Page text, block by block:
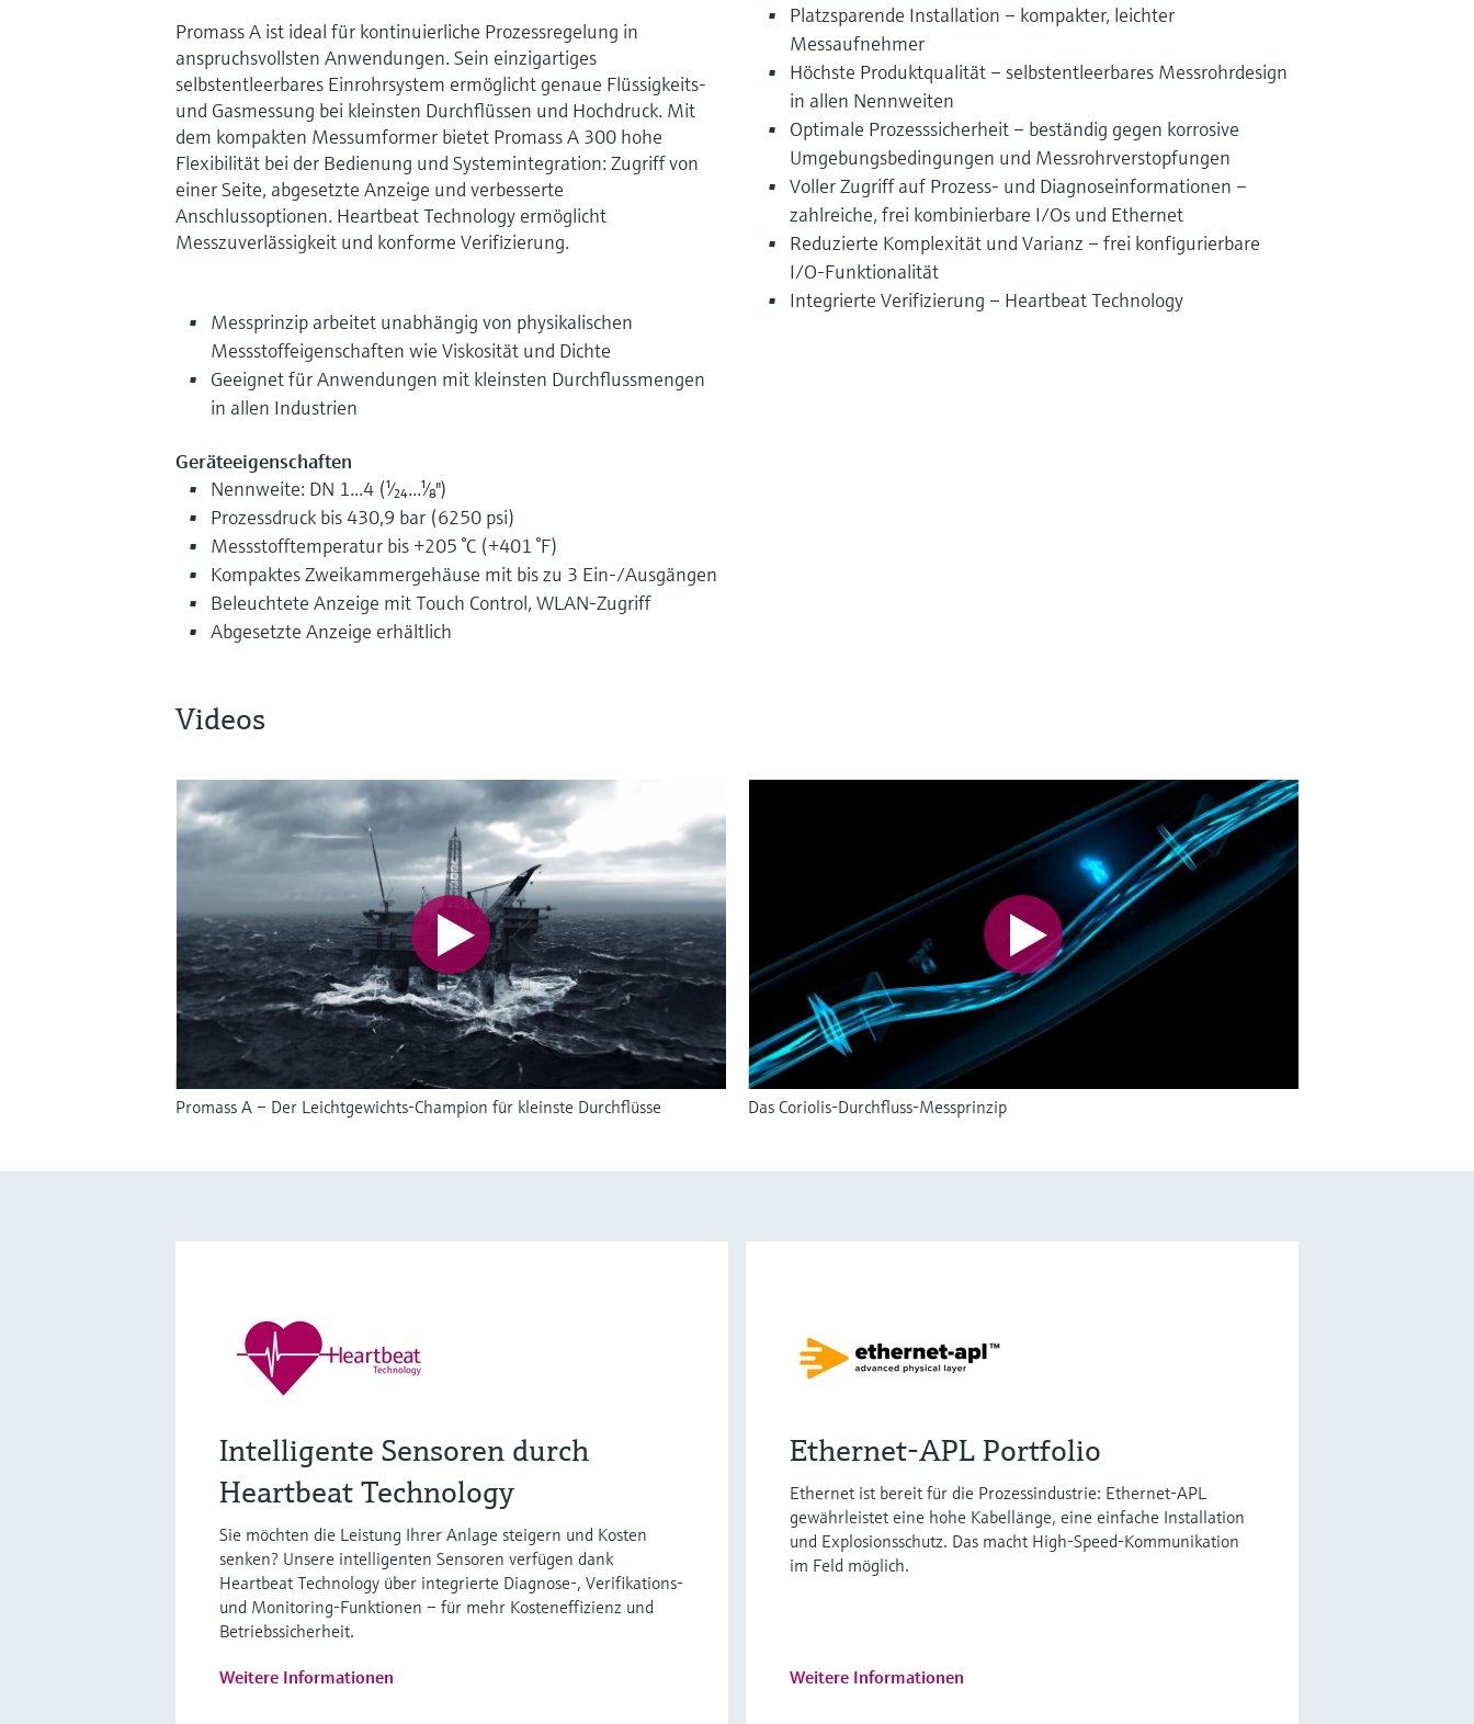
Promass A ist ideal für kontinuierliche Prozessregelung in
anspruchsvollsten Anwendungen. Sein einzigartiges
selbstentleerbares Einrohrsystem ermöglicht genaue Flüssigkeits-
und Gasmessung bei kleinsten Durchflüssen und Hochdruck. Mit
dem kompakten Messumformer bietet Promass A 300 hohe
Flexibilität bei der Bedienung und Systemintegration: Zugriff von
einer Seite, abgesetzte Anzeige und verbesserte
Anschlussoptionen. Heartbeat Technology ermöglicht
Messzuverlässigkeit und konforme Verifizierung.
Messprinzip arbeitet unabhängig von physikalischen
Messstoffeigenschaften wie Viskosität und Dichte
Geeignet für Anwendungen mit kleinsten Durchflussmengen
in allen Industrien
Geräteeigenschaften
Nennweite: DN 1...4 (¹⁄₂₄...¹⁄₈")
Prozessdruck bis 430,9 bar (6250 psi)
Messstofftemperatur bis +205 °C (+401 °F)
Kompaktes Zweikammergehäuse mit bis zu 3 Ein-/Ausgängen
Beleuchtete Anzeige mit Touch Control, WLAN-Zugriff
Abgesetzte Anzeige erhältlich
Platzsparende Installation – kompakter, leichter
Messaufnehmer
Höchste Produktqualität – selbstentleerbares Messrohrdesign
in allen Nennweiten
Optimale Prozesssicherheit – beständig gegen korrosive
Umgebungsbedingungen und Messrohrverstopfungen
Voller Zugriff auf Prozess- und Diagnoseinformationen –
zahlreiche, frei kombinierbare I/Os und Ethernet
Reduzierte Komplexität und Varianz – frei konfigurierbare
I/O-Funktionalität
Integrierte Verifizierung – Heartbeat Technology
Videos
Promass A – Der Leichtgewichts-Champion für kleinste Durchflüsse Das Coriolis-Durchfluss-Messprinzip
Intelligente Sensoren durch
Heartbeat Technology
Sie möchten die Leistung Ihrer Anlage steigern und Kosten
senken? Unsere intelligenten Sensoren verfügen dank
Heartbeat Technology über integrierte Diagnose-, Verifikations-
und Monitoring-Funktionen – für mehr Kosteneffizienz und
Betriebssicherheit.
Weitere Informationen
Ethernet-APL Portfolio
Ethernet ist bereit für die Prozessindustrie: Ethernet-APL
gewährleistet eine hohe Kabellänge, eine einfache Installation
und Explosionsschutz. Das macht High-Speed-Kommunikation
im Feld möglich.
Weitere Informationen